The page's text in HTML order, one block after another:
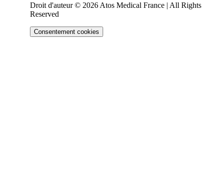
Droit d'auteur © 2026 Atos Medical France | All Rights
Reserved
Consentement cookies